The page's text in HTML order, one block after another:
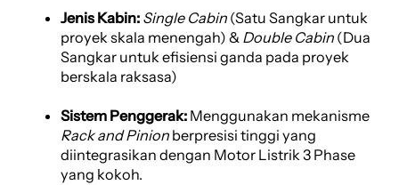
Jenis Kabin: Single Cabin (Satu Sangkar untuk
proyek skala menengah) & Double Cabin (Dua
Sangkar untuk efisiensi ganda pada proyek
berskala raksasa)
Sistem Penggerak: Menggunakan mekanisme
Rack and Pinion berpresisi tinggi yang
diintegrasikan dengan Motor Listrik 3 Phase
yang kokoh.